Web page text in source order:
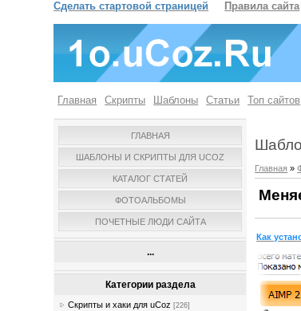
Сделать стартовой страницей Правила сайта
Главная Скрипты Шаблоны Статьи Топ сайтов
ГЛАВНАЯ
ШАБЛОНЫ И СКРИПТЫ ДЛЯ UCOZ
КАТАЛОГ СТАТЕЙ
ФОТОАЛЬБОМЫ
ПОЧЕТНЫЕ ЛЮДИ САЙТА
...
Категории раздела
Скрипты и хаки для uCoz [226]
Главная »
Как